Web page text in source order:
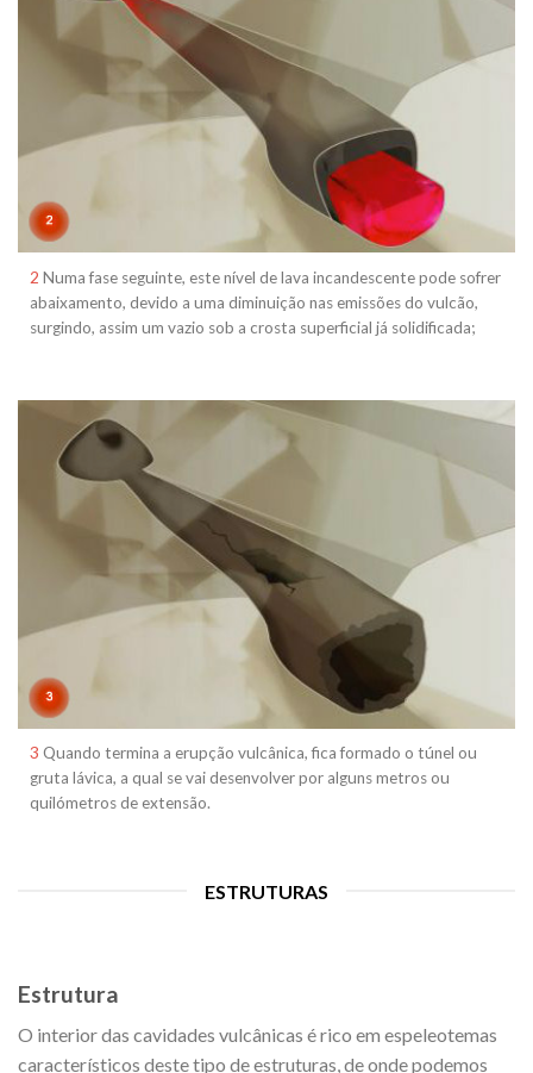
2 Numa fase seguinte, este nível de lava incandescente pode sofrer
abaixamento, devido a uma diminuição nas emissões do vulcão,
surgindo, assim um vazio sob a crosta superficial já solidificada;
3 Quando termina a erupção vulcânica, fica formado o túnel ou
gruta lávica, a qual se vai desenvolver por alguns metros ou
quilómetros de extensão.
ESTRUTURAS
Estrutura
O interior das cavidades vulcânicas é rico em espeleotemas
característicos deste tipo de estruturas, de onde podemos